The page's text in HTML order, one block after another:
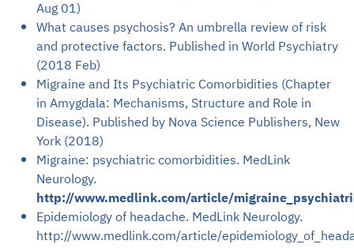
Aug 01)
What causes psychosis? An umbrella review of risk
and protective factors. Published in World Psychiatry
(2018 Feb)
Migraine and Its Psychiatric Comorbidities (Chapter
in Amygdala: Mechanisms, Structure and Role in
Disease). Published by Nova Science Publishers, New
York (2018)
Migraine: psychiatric comorbidities. MedLink
Neurology.
http://www.medlink.com/article/
Epidemiology of headache. MedLink Neurology.
http://www.medlink.com/article/